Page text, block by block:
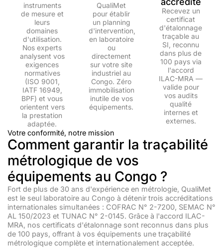
Votre conformité, notre mission
Comment garantir la traçabilité
métrologique de vos
équipements au Congo ?
Fort de plus de 30 ans d'expérience en métrologie, QualiMet
est le seul laboratoire au Congo à détenir trois accréditations
internationales simultanées : COFRAC N° 2-7200, SEMAC N°
AL 150/2023 et TUNAC N° 2-0145. Grâce à l'accord ILAC-
MRA, nos certificats d'étalonnage sont reconnus dans plus
de 100 pays, offrant à vos équipements une traçabilité
métrologique complète et internationalement acceptée.
instruments
de mesure et
leurs
domaines
d'utilisation.
Nos experts
analysent vos
exigences
normatives
(ISO 9001,
IATF 16949,
BPF) et vous
orientent vers
la prestation
adaptée.
QualiMet
pour établir
un planning
d'intervention,
en laboratoire
ou
directement
sur votre site
industriel au
Congo. Zéro
immobilisation
inutile de vos
équipements.
Recevez un
certificat
d'étalonnage
traçable au
SI, reconnu
dans plus de
100 pays via
l'accord
ILAC-MRA —
valide pour
vos audits
qualité
internes et
externes.